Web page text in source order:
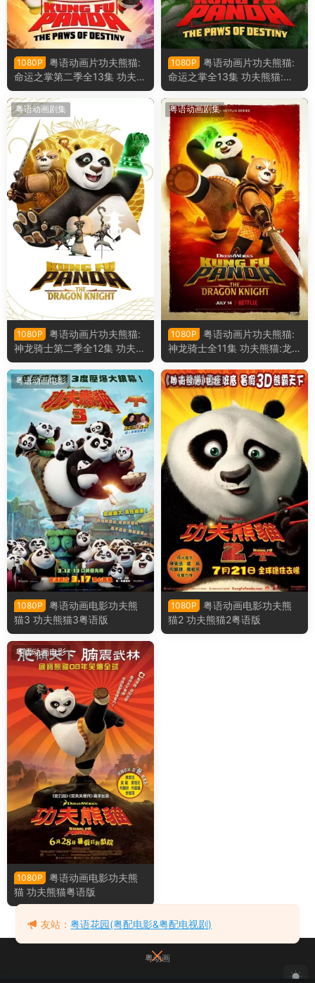
1080P
粤语动画片功夫熊猫:
命运之掌第二季全13集 功夫熊
猫:命运之爪第二季粤语版
1080P
粤语动画片功夫熊猫:
命运之掌全13集 功夫熊猫:命
运之爪粤语版
粤语动画剧集
1080P
粤语动画片功夫熊猫:
神龙骑士第二季全12集 功夫熊
猫:龙骑士第二季粤语版
粤语动画剧集
1080P
粤语动画片功夫熊猫:
神龙骑士全11集 功夫熊猫:龙
骑士粤语版
粤语动画电影
1080P
粤语动画电影功夫熊
猫3 功夫熊猫3粤语版
粤语动画电影
1080P
粤语动画电影功夫熊
猫2 功夫熊猫2粤语版
粤语动画电影
1080P
粤语动画电影功夫熊
猫 功夫熊猫粤语版
粤动画
友站：粤语花园(粤配电影&粤配电视剧)